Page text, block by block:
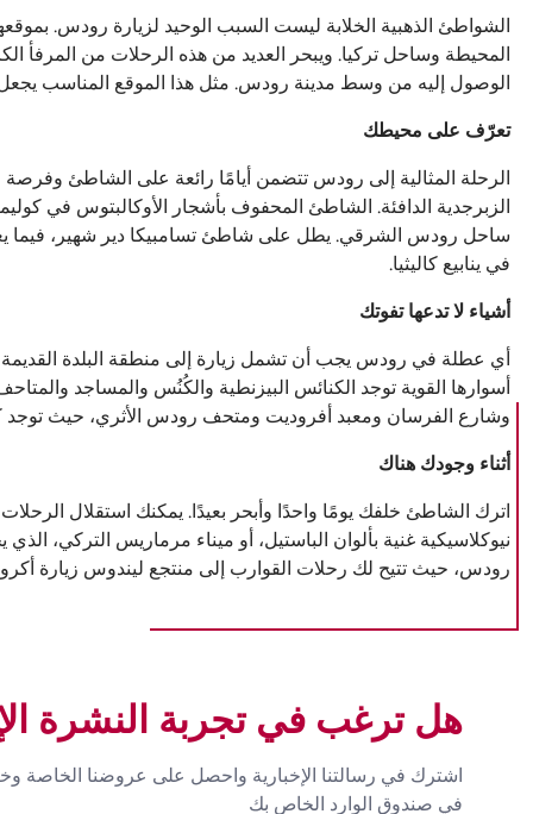
الشواطئ الذهبية الخلابة ليست السبب الوحيد لزيارة رودس.
المحيطة وساحل تركيا. ويبحر العديد من هذه الرحلات من المرفأ
الوصول إليه من وسط مدينة رودس. مثل هذا الموقع المناسب
تعرّف على محيطك
الرحلة المثالية إلى رودس تتضمن أيامًا رائعة على الشاطئ
الزبرجدية الدافئة. الشاطئ المحفوف بأشجار الأوكالبتوس في
ساحل رودس الشرقي. يطل على شاطئ تسامبيكا دير شهير، فيما
في ينابيع كاليثيا.
أشياء لا تدعها تفوتك
أي عطلة في رودس يجب أن تشمل زيارة إلى منطقة البلدة القديمة
أسوارها القوية توجد الكنائس البيزنطية والكُنُس والمساجد
وشارع الفرسان ومعبد أفروديت ومتحف رودس الأثري، حيث توجد
أثناء وجودك هناك
اترك الشاطئ خلفك يومًا واحدًا وأبحر بعيدًا. يمكنك استقلال
نيوكلاسيكية غنية بألوان الباستيل، أو ميناء مرماريس
رودس، حيث تتيح لك رحلات القوارب إلى منتجع ليندوس زيارة
هل ترغب في تجربة النشرة
اشترك في رسالتنا الإخبارية واحصل على عروضنا الخاصة
في صندوق الوارد الخاص بك